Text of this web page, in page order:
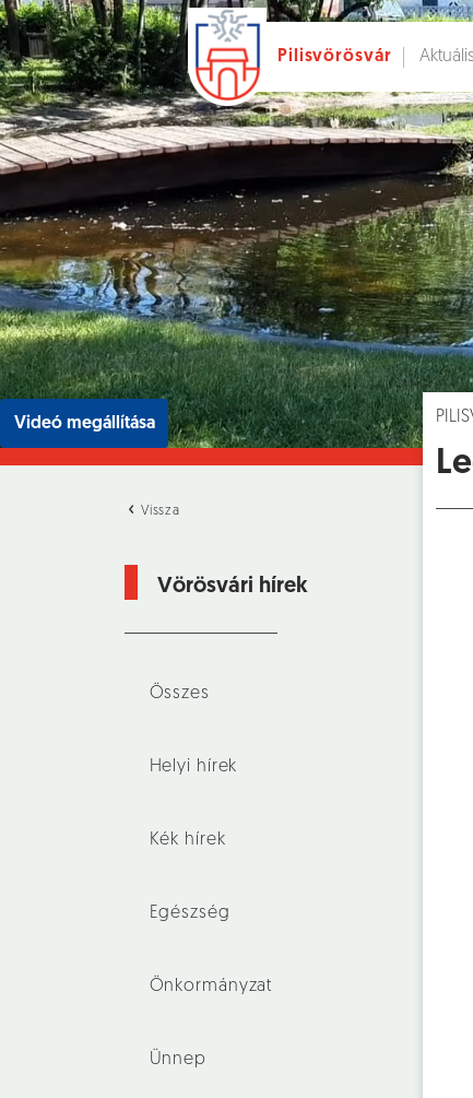
Ugrás a fő tartalomhoz
Pilisvörösvár Aktuális
Videó megállítása
Vissza
Vörösvári hírek
Összes
Helyi hírek
Kék hírek
Egészség
Önkormányzat
Ünnep
Hírek []